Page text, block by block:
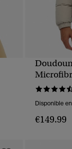
Disponible
€149.99